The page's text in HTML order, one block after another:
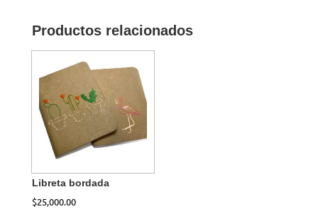
Productos relacionados
Libreta bordada
$25,000.00